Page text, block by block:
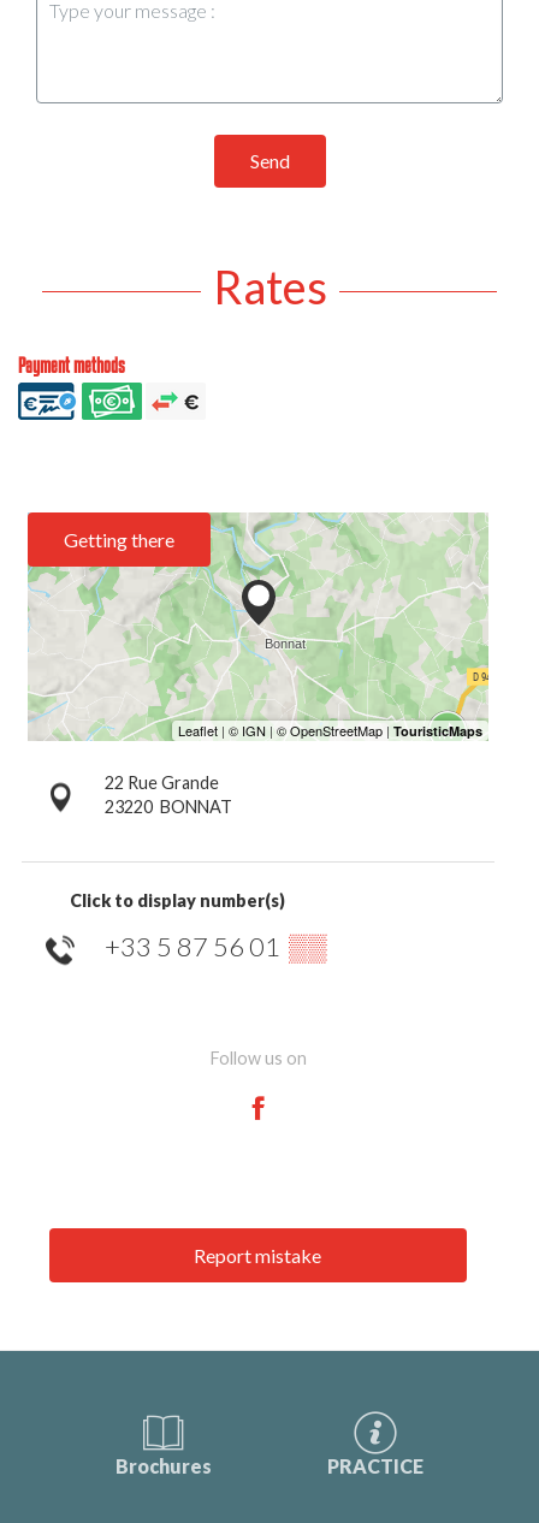
Send
Rates
Payment methods
Getting there
22 Rue Grande
23220 BONNAT
Click to display number(s)
+33 5 87 56 01 ▒▒
Follow us on
Report mistake
Brochures PRACTICE